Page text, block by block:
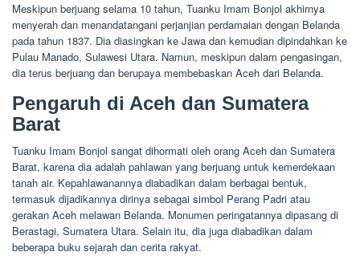
Meskipun berjuang selama 10 tahun, Tuanku Imam Bonjol akhirnya
menyerah dan menandatangani perjanjian perdamaian dengan Belanda
pada tahun 1837. Dia diasingkan ke Jawa dan kemudian dipindahkan ke
Pulau Manado, Sulawesi Utara. Namun, meskipun dalam pengasingan,
dia terus berjuang dan berupaya membebaskan Aceh dari Belanda.
Pengaruh di Aceh dan Sumatera
Barat
Tuanku Imam Bonjol sangat dihormati oleh orang Aceh dan Sumatera
Barat, karena dia adalah pahlawan yang berjuang untuk kemerdekaan
tanah air. Kepahlawanannya diabadikan dalam berbagai bentuk,
termasuk dijadikannya dirinya sebagai simbol Perang Padri atau
gerakan Aceh melawan Belanda. Monumen peringatannya dipasang di
Berastagi, Sumatera Utara. Selain itu, dia juga diabadikan dalam
beberapa buku sejarah dan cerita rakyat.